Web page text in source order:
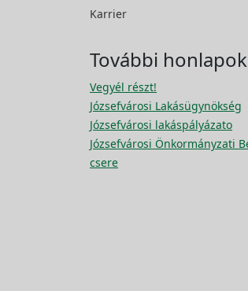
Karrier
További honlapok
Vegyél részt!
Józsefvárosi Lakásügynökség
Józsefvárosi lakáspályázato
Józsefvárosi Önkormányzati
csere